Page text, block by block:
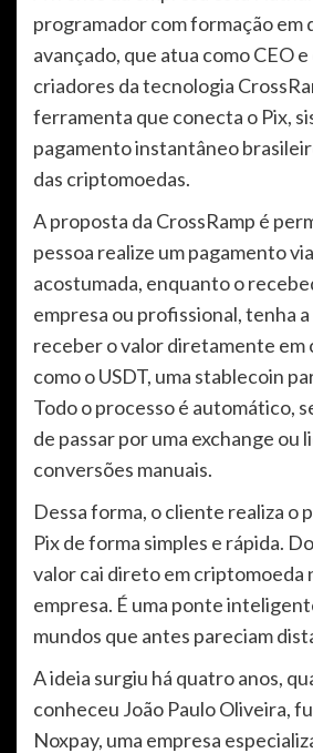
programador com formação em
avançado, que atua como CEO e
criadores da tecnologia
ferramenta que conecta o Pix,
pagamento instantâneo
das criptomoedas.
A proposta da CrossRamp é
pessoa realize um pagamento
acostumada, enquanto o
empresa ou profissional, tenha
receber o valor diretamente em
como o USDT, uma stablecoin
Todo o processo é automático,
de passar por uma exchange ou
conversões manuais.
Dessa forma, o cliente realiza o
Pix de forma simples e rápida.
valor cai direto em criptomoeda
empresa. É uma ponte
mundos que antes pareciam
A ideia surgiu há quatro anos,
conheceu João Paulo Oliveira,
Noxpay, uma empresa